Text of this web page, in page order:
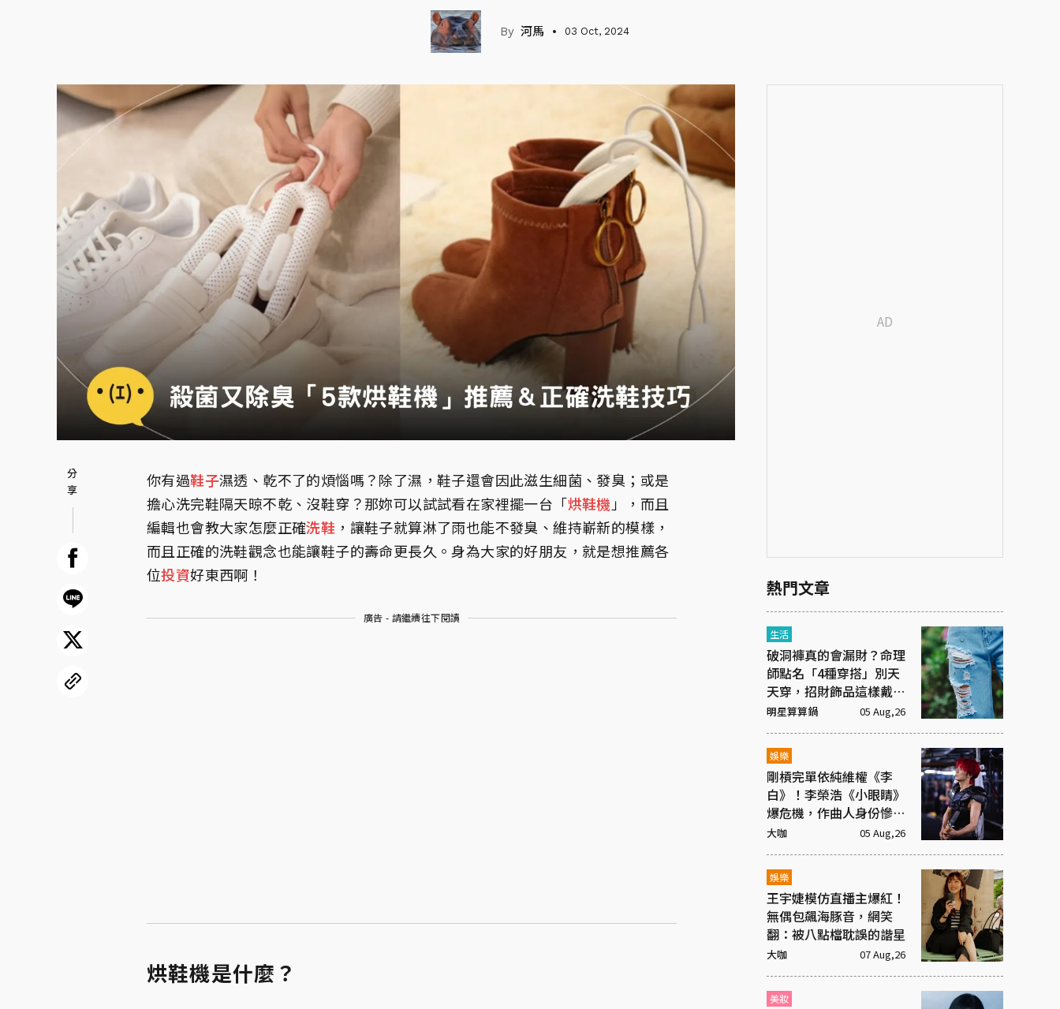
河馬 03 Oct, 2024
你有過鞋子濕透、乾不了的煩惱嗎？除了濕，鞋子還會因此滋生細菌、發臭；或是
擔心洗完鞋隔天晾不乾、沒鞋穿？那妳可以試試看在家裡擺一台「烘鞋機 」，而且
編輯也會教大家怎麼正確洗鞋 ，讓鞋子就算淋了雨也能不發臭、維持嶄新的模樣，
而且正確的洗鞋觀念也能讓鞋子的壽命更長久。身為大家的好朋友，就是想推薦各
位投資好東西啊！
廣告 - 請繼續往下閱讀
烘鞋機是什麼？
熱門文章
生活
破洞褲真的會漏財？命理
師點名「4種穿搭」別天
天穿，招財飾品這樣戴才
有效
明星算算鍋 05 Aug,26
娛樂
剛槓完單依純維權《李
白》！李榮浩《小眼睛》
爆危機，作曲人身份慘遭
抹去
大咖 05 Aug,26
娛樂
王宇婕模仿直播主爆紅！
無偶包飆海豚音，網笑
翻：被八點檔耽誤的諧星
大咖 07 Aug,26
美妝